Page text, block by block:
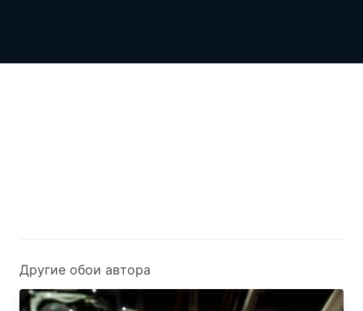
Другие обои автора